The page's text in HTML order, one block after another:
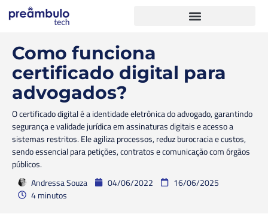
Como funciona
certificado digital para
advogados?
O certificado digital é a identidade eletrônica do advogado, garantindo
segurança e validade jurídica em assinaturas digitais e acesso a
sistemas restritos. Ele agiliza processos, reduz burocracia e custos,
sendo essencial para petições, contratos e comunicação com órgãos
públicos.
Andressa Souza
04/06/2022
16/06/2025
4 minutos